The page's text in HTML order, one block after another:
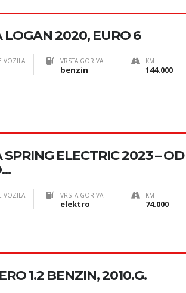
LOGAN 2020, EURO 6
VOZILA VRSTA GORIVA
benzin
KM
144.000
SPRING ELECTRIC 2023 – OD
VOZILA VRSTA GORIVA
elektro
KM
74.000
1.2 BENZIN, 2010.G.